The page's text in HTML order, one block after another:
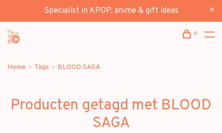
Specialist in KPOP, anime & gift ideas
0
Home Tags BLOOD SAGA
Producten getagd met BLOOD
SAGA